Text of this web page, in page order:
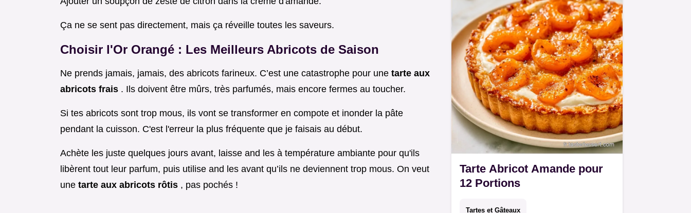
Ça ne se sent pas directement, mais ça réveille toutes les saveurs.
Choisir l'Or Orangé : Les Meilleurs Abricots de Saison
Ne prends jamais, jamais, des abricots farineux. C’est une catastrophe pour une tarte aux
abricots frais . Ils doivent être mûrs, très parfumés, mais encore fermes au toucher.
Si tes abricots sont trop mous, ils vont se transformer en compote et inonder la pâte
pendant la cuisson. C'est l'erreur la plus fréquente que je faisais au début.
Achète les juste quelques jours avant, laisse and les à température ambiante pour qu'ils
libèrent tout leur parfum, puis utilise and les avant qu’ils ne deviennent trop mous. On veut
une tarte aux abricots rôtis , pas pochés !
Tarte Abricot Amande pour
12 Portions
Tartes et Gâteaux